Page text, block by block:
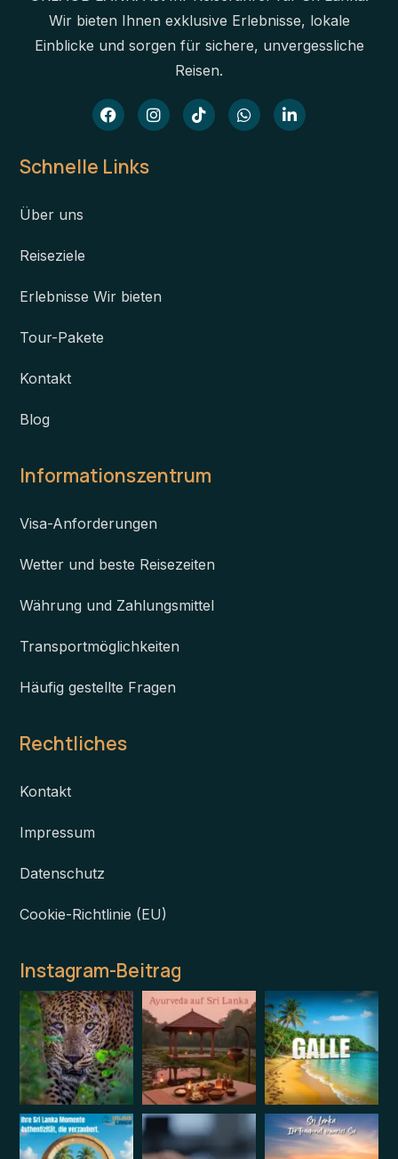
Wir bieten Ihnen exklusive Erlebnisse, lokale
Einblicke und sorgen für sichere, unvergessliche
Reisen.
Schnelle Links
Über uns
Reiseziele
Erlebnisse Wir bieten
Tour-Pakete
Kontakt
Blog
Informationszentrum
Visa-Anforderungen
Wetter und beste Reisezeiten
Währung und Zahlungsmittel
Transportmöglichkeiten
Häufig gestellte Fragen
Rechtliches
Kontakt
Impressum
Datenschutz
Cookie-Richtlinie (EU)
Instagram-Beitrag